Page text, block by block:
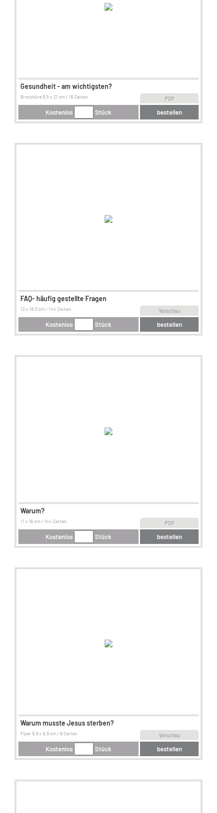
Gesundheit - am wichtigsten?
PDF
Broschüre 9,5 x 21 cm / 16 Seiten
Kostenlos Stück bestellen
FAQ- häufig gestellte Fragen
Vorschau
12 x 18,5 cm / 144 Seiten
Kostenlos Stück bestellen
Warum?
PDF
11 x 18 cm / 144 Seiten
Kostenlos Stück bestellen
Warum musste Jesus sterben?
Vorschau
Flyer 9,9 x 9,9 cm / 8 Seiten
Kostenlos Stück bestellen